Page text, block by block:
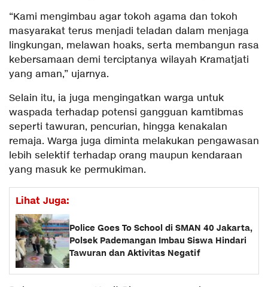
“Kami mengimbau agar tokoh agama dan tokoh
masyarakat terus menjadi teladan dalam menjaga
lingkungan, melawan hoaks, serta membangun rasa
kebersamaan demi terciptanya wilayah Kramatjati
yang aman,” ujarnya.
Selain itu, ia juga mengingatkan warga untuk
waspada terhadap potensi gangguan kamtibmas
seperti tawuran, pencurian, hingga kenakalan
remaja. Warga juga diminta melakukan pengawasan
lebih selektif terhadap orang maupun kendaraan
yang masuk ke permukiman.
Lihat Juga:
Police Goes To School di SMAN 40 Jakarta,
Polsek Pademangan Imbau Siswa Hindari
Tawuran dan Aktivitas Negatif